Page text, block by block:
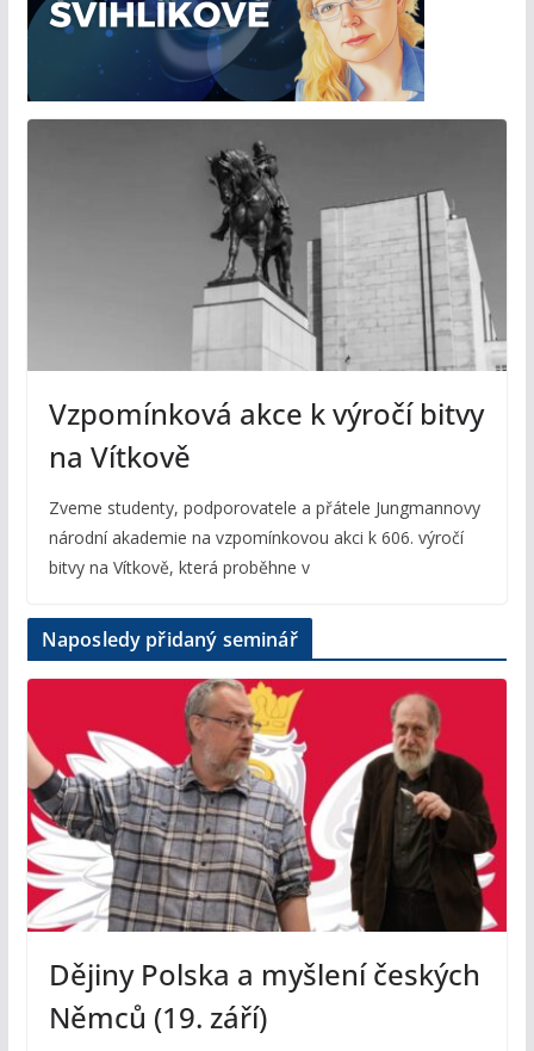
Vzpomínková akce k výročí bitvy
na Vítkově
Zveme studenty, podporovatele a přátele Jungmannovy
národní akademie na vzpomínkovou akci k 606. výročí
bitvy na Vítkově, která proběhne v
Naposledy přidaný seminář
Dějiny Polska a myšlení českých
Němců (19. září)